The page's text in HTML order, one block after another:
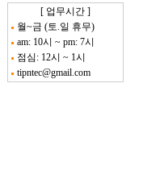
[ 업무시간 ]
월~금 (토.일 휴무)
am: 10시 ~ pm: 7시
점심: 12시 ~ 1시
tipntec@gmail.com